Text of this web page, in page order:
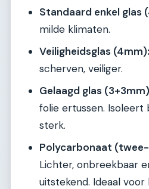
Standaard enkel glas
milde klimaten.
Veiligheidsglas (4mm):
scherven, veiliger.
Gelaagd glas
folie ertussen. Isoleert
sterk.
Polycarbonaat
Lichter, onbreekbaar
uitstekend. Ideaal voor